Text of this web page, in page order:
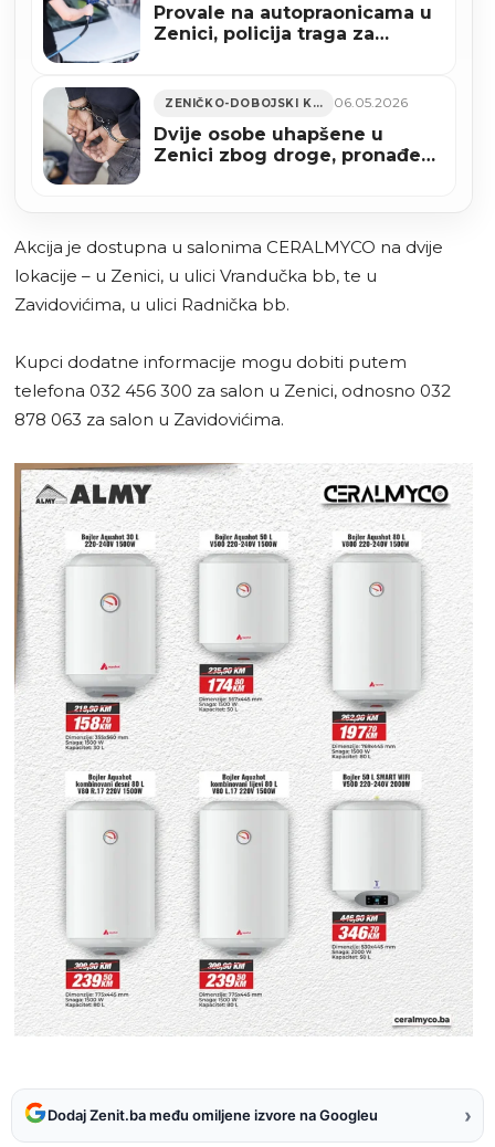
Provale na autopraonicama u
Zenici, policija traga za
ZENIČKO-DOBOJSKI KANTON 06.05.2026
Dvije osobe uhapšene u
Zenici zbog droge, pronađena
Akcija je dostupna u salonima CERALMYCO na dvije
lokacije – u Zenici, u ulici Vrandučka bb, te u
Zavidovićima, u ulici Radnička bb.
Kupci dodatne informacije mogu dobiti putem
telefona 032 456 300 za salon u Zenici, odnosno 032
878 063 za salon u Zavidovićima.
Dodaj Zenit.ba među omiljene izvore na Googleu ›